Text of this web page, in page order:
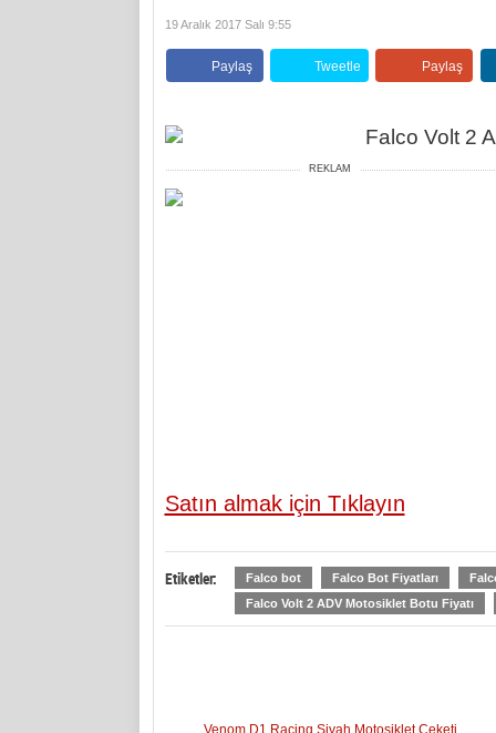
19 Aralık 2017 Salı 9:55
Paylaş Tweetle Paylaş
REKLAM
Satın almak için Tıklayın
Etiketler: Falco bot Falco Bot Fiyatları
Falco Volt 2 ADV Motosiklet Botu Fiyatı
Venom D1 Racing Siyah Motosiklet Ceketi